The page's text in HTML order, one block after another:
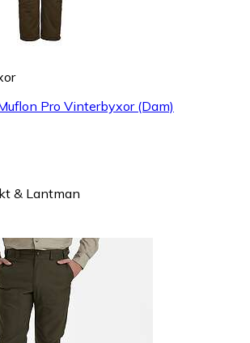
Pro Vinterbyxor (Dam)
& Lantman